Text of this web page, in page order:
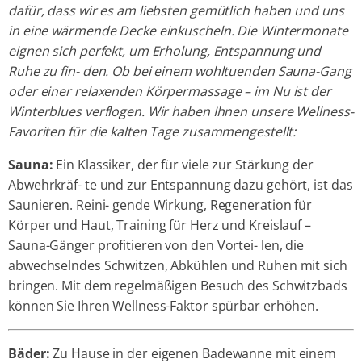
dafür, dass wir es am liebsten gemütlich haben und uns
in eine wärmende Decke einkuscheln. Die Wintermonate
eignen sich perfekt, um Erholung, Entspannung und
Ruhe zu fin- den. Ob bei einem wohltuenden Sauna-Gang
oder einer relaxenden Körpermassage – im Nu ist der
Winterblues verflogen. Wir haben Ihnen unsere Wellness-
Favoriten für die kalten Tage zusammengestellt:
Sauna: Ein Klassiker, der für viele zur Stärkung der
Abwehrkräf- te und zur Entspannung dazu gehört, ist das
Saunieren. Reini- gende Wirkung, Regeneration für
Körper und Haut, Training für Herz und Kreislauf –
Sauna-Gänger profitieren von den Vortei- len, die
abwechselndes Schwitzen, Abkühlen und Ruhen mit sich
bringen. Mit dem regelmäßigen Besuch des Schwitzbads
können Sie Ihren Wellness-Faktor spürbar erhöhen.
Bäder:Zu Hause in der eigenen Badewanne mit einem